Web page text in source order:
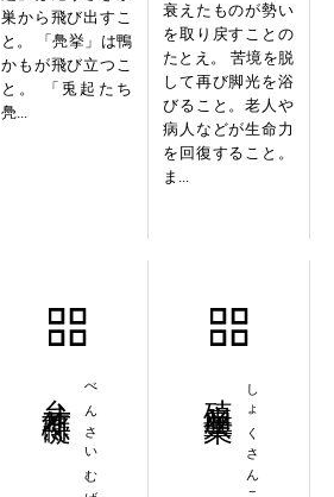
巣から飛び出すこ
と。 「鳧挙」は鴨
かもが飛び立つこ
と。 「兎起たち
鳧...
衰えたものが勢い
を取り戻すことの
たとえ。 苦境を脱
して再び脚光を浴
びること。老人や
病人などが生命力
を回復すること。
ま...
べんさいむげ